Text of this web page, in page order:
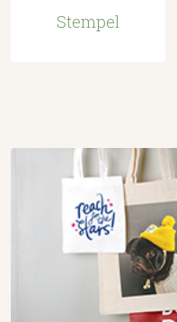
Stempel